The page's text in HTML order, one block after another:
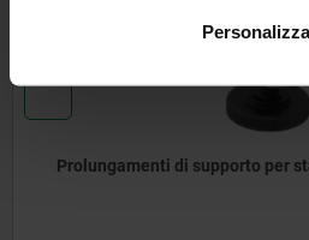
Personalizza
Prolungamenti di supporto per